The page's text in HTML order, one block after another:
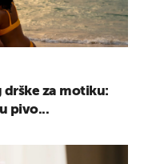
drške za motiku:
pivo...